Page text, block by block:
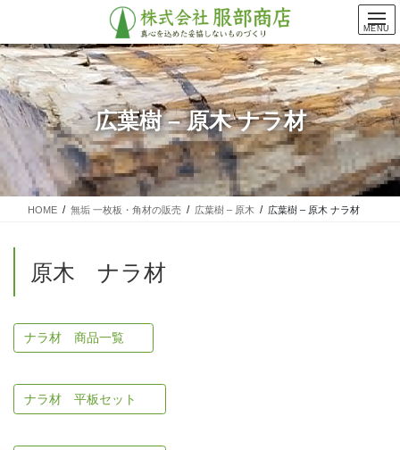
テ
ン
ツ
に
移
ゲ
ー
シ
ョ
ン
広葉樹 – 原木 ナラ材
HOME 無垢 一枚板・角材の販売 広葉樹 – 原木 広葉樹 – 原木 ナラ材
原木 ナラ材
ナラ材 商品一覧
ナラ材 平板セット
MENU